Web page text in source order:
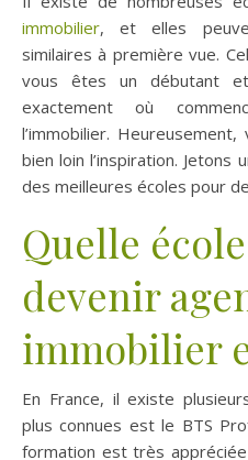
immobilier, et elles
similaires à première vue.
vous êtes un débutant
exactement où
l’immobilier.
bien loin l’inspiration. Jetons
des meilleures écoles pour
Quelle
devenir
immobilier
En France, il existe
plus connues est le BTS
formation est très